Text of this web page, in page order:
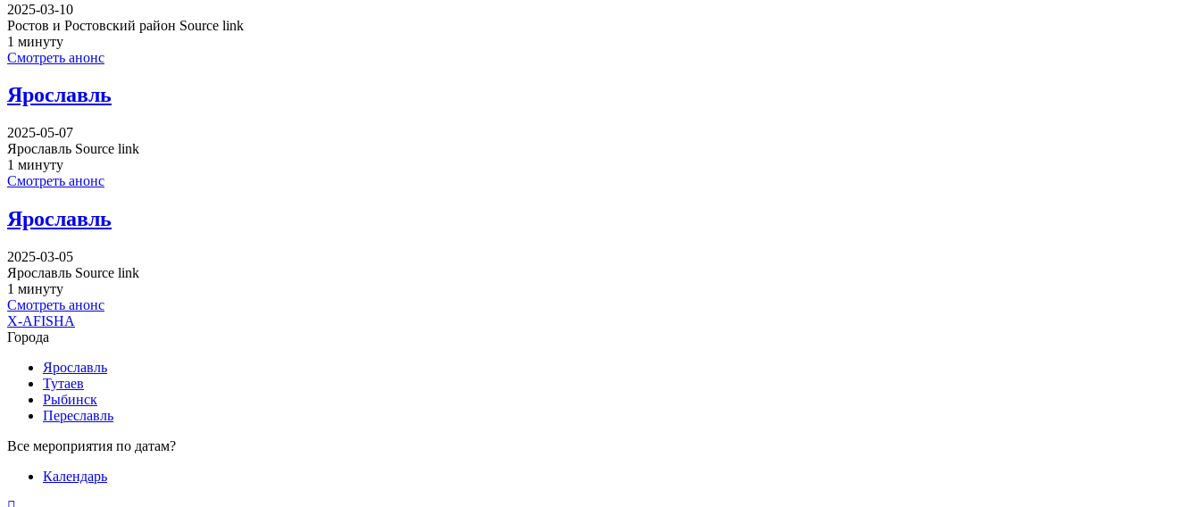
2025-03-10
Ростов и Ростовский район Source link
1 минуту
Смотреть анонс
Ярославль
2025-05-07
Ярославль Source link
1 минуту
Смотреть анонс
Ярославль
2025-03-05
Ярославль Source link
1 минуту
Смотреть анонс
X-AFISHA
Города
Ярославль
Тутаев
Рыбинск
Переславль
Все мероприятия по датам?
Календарь